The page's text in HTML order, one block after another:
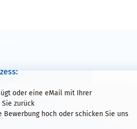
oder eine eMail mit Ihrer
zurück
hoch oder schicken Sie uns